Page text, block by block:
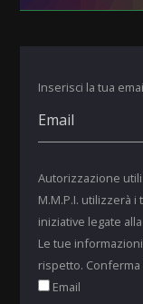
Inserisci la tua
Autorizzazione
M.M.P.I. utilizzerà
iniziative legate
Le tue
rispetto.
Email